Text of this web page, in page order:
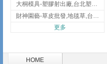
大桐模具-塑膠射出廠,台北塑膠射出廠
財神園藝-草皮批發,地毯草,台北草,彰化地毯草,彰化台北草
更多
HOME